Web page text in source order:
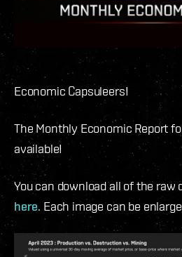
Economic Capsuleers!
The Monthly Economic Report
available!
You can download all of the raw
here. Each image can be